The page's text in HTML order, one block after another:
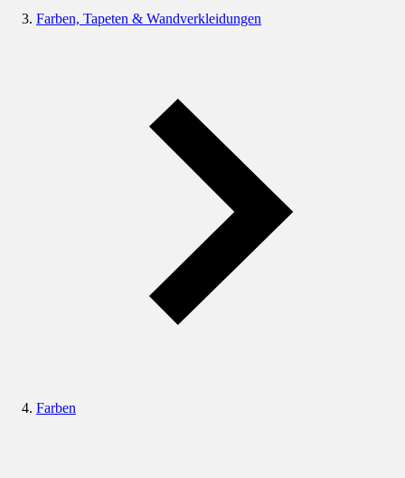
Farben, Tapeten & Wandverkleidungen
Farben